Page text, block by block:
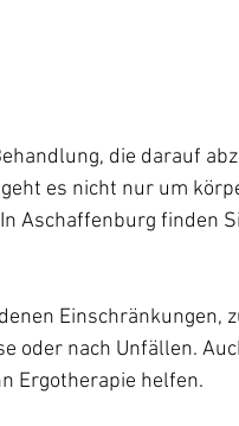
die darauf
es nicht nur um
Aschaffenburg finden
Einschränkungen,
oder nach Unfällen.
Ergotherapie helfen.